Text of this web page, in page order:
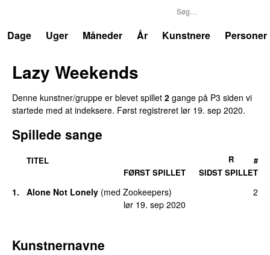
Dage
Uger Måneder År Kunstnere Personer
Lazy Weekends
Denne kunstner/gruppe er blevet spillet 2 gange på P3 siden vi
startede med at indeksere. Først registreret lør 19. sep 2020.
Spillede sange
TITEL
FØRST SPILLET
SIDST SPILLET
R #
1. Alone Not Lonely (med Zookeepers)
lør 19. sep 2020
2
Kunstnernavne